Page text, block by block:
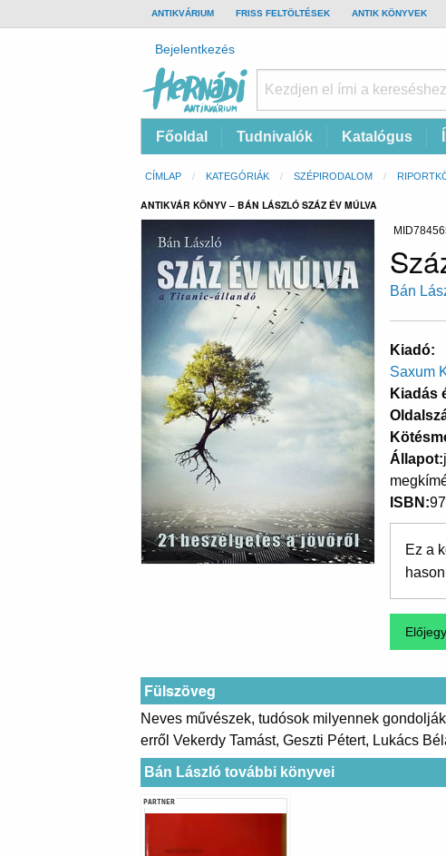
TOP
BAR
ANTIKVÁRIUM FRISS FELTÖLTÉSEK ANTIK KÖNYVEK
Felhasználói
fiók
menüje
Bejelentkezés
Antikvárium
Online
Fő
navigáció
Főoldal Tudnivalók Katalógus
Morzsa
CÍMLAP KATEGÓRIÁK SZÉPIRODALOM
ANTIKVÁR KÖNYV – BÁN LÁSZLÓ SZÁZ ÉV MÚLVA
Bán
Kiadó
Saxum
Kiadás
Állapot
ISBN
Ez a
Fülszöveg
Neves művészek, tudósok milyennek
erről Vekerdy Tamást, Geszti Pétert, Lukács
Bán László további könyvei
PARTNER